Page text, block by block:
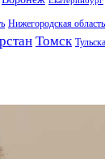
Нижегородская область
Томск